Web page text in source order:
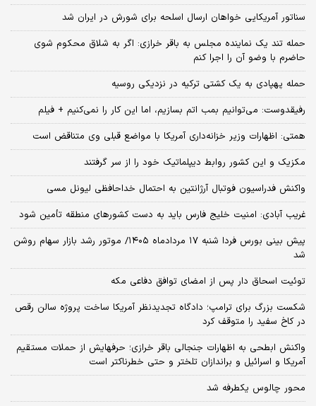
سناتور آمریکایی خواهان ارسال اسلحه برای شورش در ایران شد
حمله تند یک نماینده مجلس به باقر خرازی: اگر به شلاق محکوم شوی
حاضرم با وضو آن را اجرا کنم
حمله پهپادی به یک کشتی ترکیه در نزدیکی روسیه
رفیقدوست: می‌توانیم بمب اتم بسازیم، اما این کار را نمی‌کنیم + فیلم
همتی: اظهارات وزیر خزانه‌داری آمریکا با مواضع قبلی وی متناقض است
مکزیک و این کشور روابط دیپلماتیک خود را از سر گرفتند
واکنش فدراسیون فوتبال آرژانتین به احتمال خداحافظی لیونل مسی
غریب آبادی: امنیت خلیج فارس باید به دست کشورهای منطقه تأمین شود
پیش بینی بورس فردا شنبه ۱۷ مردادماه ۱۴۰۵/ موتور رشد بازار سهام روشن
شد
توئیت اسحاق دار پس از امضای توافق دفاعی مکه
شکست بزرگ برای ترامپ؛ دادگاه تجدیدنظر آمریکا ساخت پروژه سالن رقص
در کاخ سفید را متوقف کرد
واکنش ابطحی به اظهارات جنجالی باقر خرازی؛ حرفهایش از حملات مستقیم
آمریکا و اسرائیل و براندازان تلختر و حتی خطرناکتر است
محور چالوس یکطرفه شد